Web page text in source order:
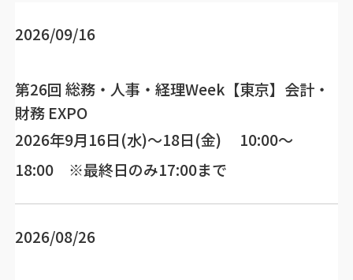
2026/09/16
第26回 総務・人事・経理Week【東京】会計・
財務 EXPO
2026年9月16日(水)～18日(金) 10:00～
18:00 ※最終日のみ17:00まで
2026/08/26